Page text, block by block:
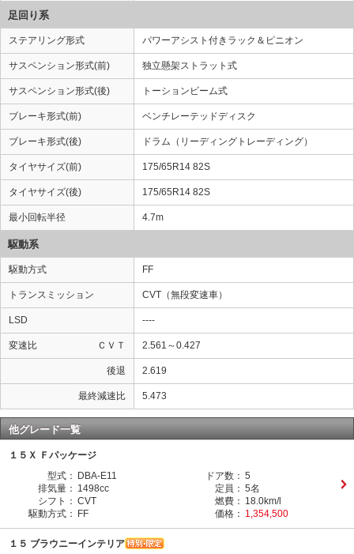
足回り系
ステアリング形式 パワーアシスト付きラック＆ピニオン
サスペンション形式(前) 独立懸架ストラット式
サスペンション形式(後) トーションビーム式
ブレーキ形式(前) ベンチレーテッドディスク
ブレーキ形式(後) ドラム（リーディングトレーディング）
タイヤサイズ(前) 175/65R14 82S
タイヤサイズ(後) 175/65R14 82S
最小回転半径 4.7m
駆動系
駆動方式 FF
トランスミッション CVT（無段変速車）
LSD ----
変速比 ＣＶＴ 2.561～0.427
後退 2.619
最終減速比 5.473
他グレード一覧
１５Ｘ Ｆパッケージ
型式：
DBA-E11 ドア数： 5
排気量： 1498cc 定員： 5名
シフト： CVT 燃費： 18.0km/l
駆動方式：
FF 価格： 1,354,500
１５ ブラウニーインテリア